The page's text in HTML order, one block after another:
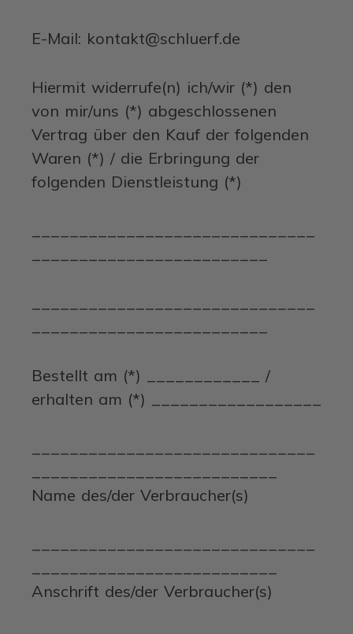
E-Mail: kontakt@schluerf.de
Hiermit widerrufe(n) ich/wir (*) den
von mir/uns (*) abgeschlossenen
Vertrag über den Kauf der folgenden
Waren (*) / die Erbringung der
folgenden Dienstleistung (*)
Bestellt am (*) ____________ /
erhalten am (*) __________________
Name des/der Verbraucher(s)
Anschrift des/der Verbraucher(s)